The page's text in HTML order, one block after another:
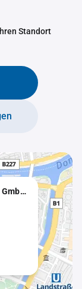
Standort
CAELIA SECHS Immobilienbesitz GmbH & Co KG